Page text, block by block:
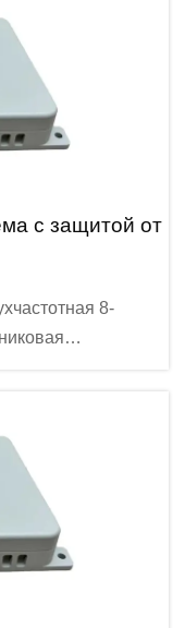
воздухе.
с защитой от
8-